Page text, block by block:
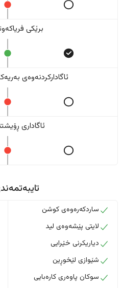
برێکی
ئاگادارکردنەوەی
ئاگاداری
ساردکەرەوەی کوشن
لایتی پێشەوەی لید
دیاریکرنی خێرایی
شێوازی لێخوڕین
سوکان پاوەری کارەبایی